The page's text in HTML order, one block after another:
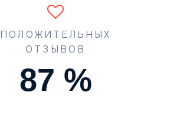
ПОЛОЖИТЕЛЬНЫХ
ОТЗЫВОВ
90 %